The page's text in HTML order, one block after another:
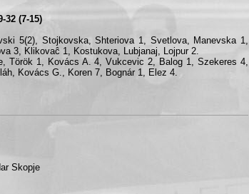
32 (7-15)
5(2), Stojkovska, Shteriova 1, Svetlova, Manevska 1,
3, Klikovaĉ 1, Kostukova, Lubjanaj, Lojpur 2.
Török 1, Kovács A. 4, Vukcevic 2, Balog 1, Szekeres 4,
Kovács G., Koren 7, Bognár 1, Elez 4.
Skopje